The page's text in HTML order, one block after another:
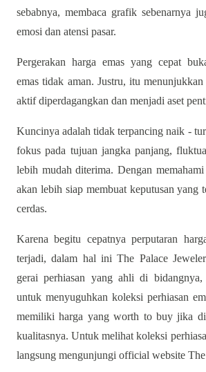
sebabnya, membaca grafik sebenarnya
emosi dan atensi pasar.
Pergerakan harga emas yang cepat
emas tidak aman. Justru, itu menunjukkan
aktif diperdagangkan dan menjadi aset
Kuncinya adalah tidak terpancing naik -
fokus pada tujuan jangka panjang,
lebih mudah diterima. Dengan memahami
akan lebih siap membuat keputusan yang
cerdas.
Karena begitu cepatnya perputaran
terjadi, dalam hal ini The Palace
gerai perhiasan yang ahli di
untuk menyuguhkan koleksi perhiasan
memiliki harga yang worth to buy jika
kualitasnya. Untuk melihat koleksi
langsung mengunjungi official website The